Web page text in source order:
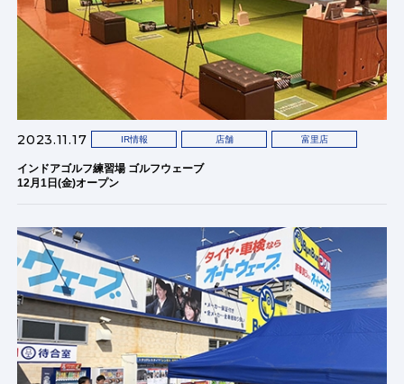
2023.11.17 IR情報 店舗 富里店
インドアゴルフ練習場 ゴルフウェーブ
12月1日(金)オープン